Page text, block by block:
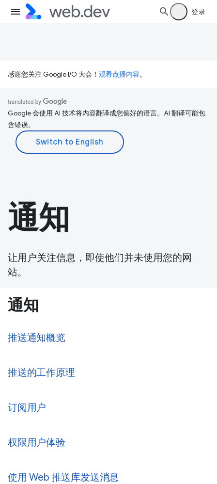
登录
感谢您关注 Google I/O 大会！ 观看点播内容。
Google 会使用 AI 技术将内容翻译成您偏好的语言。AI 翻译可能包
含错误。
通知
让用户关注信息，即使他们并未使用您的网
站。
通知
推送通知概览
推送的工作原理
订阅用户
权限用户体验
使用 Web 推送库发送消息